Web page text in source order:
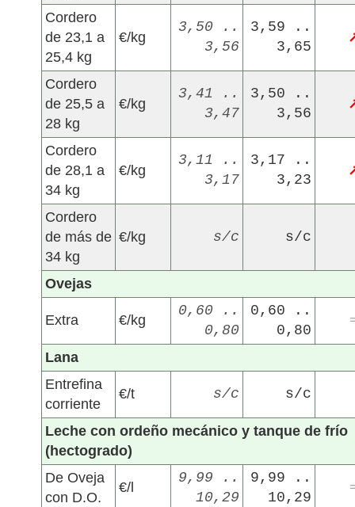
Cordero
de 23,1 a
25,4 kg
€/kg
3,50 ..
3,56
3,59 ..
3,65
Cordero
de 25,5 a
28 kg
€/kg
3,41 ..
3,47
3,50 ..
3,56
Cordero
de 28,1 a
34 kg
€/kg
3,11 ..
3,17
3,17 ..
3,23
Cordero
de más de
34 kg
€/kg s/c s/c
Ovejas
Extra €/kg
0,60 ..
0,80
0,60 ..
0,80
Lana
Entrefina
corriente
€/t s/c s/c
Leche con ordeño mecánico y tanque de frío
(hectogrado)
De Oveja
con D.O.
€/l
9,99 ..
10,29
9,99 ..
10,29